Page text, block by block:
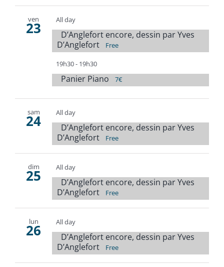
ven
23 All day
D’Anglefort encore, dessin par Yves
D’Anglefort
Free
19h30- 19h30
Panier Piano 7€
sam
24 All day
D’Anglefort encore, dessin par Yves
D’Anglefort
Free
dim
25 All day
D’Anglefort encore, dessin par Yves
D’Anglefort
Free
lun
26 All day
D’Anglefort encore, dessin par Yves
D’Anglefort
Free